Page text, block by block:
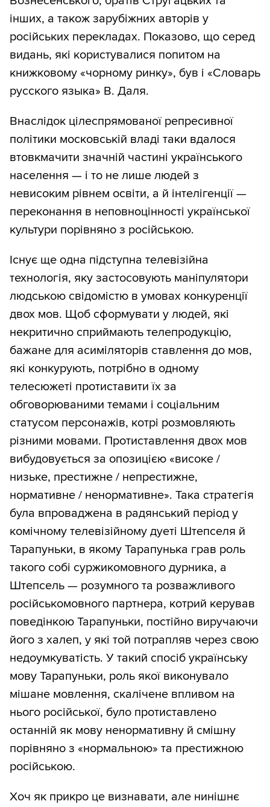
інших, а також зарубіжних авторів у
російських перекладах. Показово, що серед
видань, які користувалися попитом на
книжковому «чорному ринку», був і «Словарь
русского языка» В. Даля.
Внаслідок цілеспрямованої репресивної
політики московській владі таки вдалося
втовкмачити значній частині українського
населення — і то не лише людей з
невисоким рівнем освіти, а й інтелігенції —
переконання в неповноцінності української
культури порівняно з російською.
Існує ще одна підступна телевізійна
технологія, яку застосовують маніпулятори
людською свідомістю в умовах конкуренції
двох мов. Щоб сформувати у людей, які
некритично сприймають телепродукцію,
бажане для асиміляторів ставлення до мов,
які конкурують, потрібно в одному
телесюжеті протиставити їх за
обговорюваними темами і соціальним
статусом персонажів, котрі розмовляють
різними мовами. Протиставлення двох мов
вибудовується за опозицією «високе /
низьке, престижне / непрестижне,
нормативне / ненормативне». Така стратегія
була впроваджена в радянський період у
комічному телевізійному дуеті Штепселя й
Тарапуньки, в якому Тарапунька грав роль
такого собі суржикомовного дурника, а
Штепсель — розумного та розважливого
російськомовного партнера, котрий керував
поведінкою Тарапуньки, постійно виручаючи
його з халеп, у які той потрапляв через свою
недоумкуватість. У такий спосіб українську
мову Тарапуньки, роль якої виконувало
мішане мовлення, скалічене впливом на
нього російської, було протиставлено
останній як мову ненормативну й смішну
порівняно з «нормальною» та престижною
російською.
Хоч як прикро це визнавати, але нинішнє